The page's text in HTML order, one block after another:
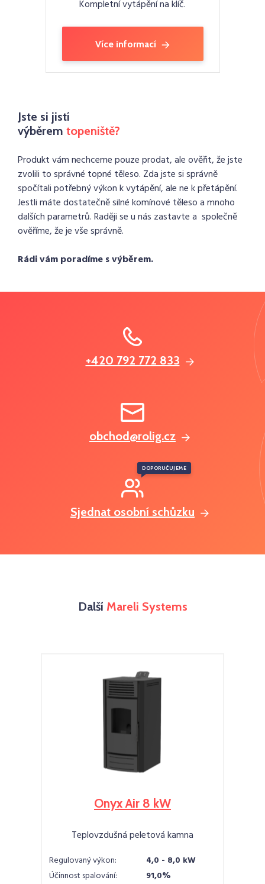
Kompletní vytápění na klíč.
Více informací
Jste si jistí
výběrem topeniště?
Produkt vám nechceme pouze prodat, ale ověřit, že jste
zvolili to správné topné těleso. Zda jste si správně
spočítali potřebný výkon k vytápění, ale ne k přetápění.
Jestli máte dostatečně silné komínové těleso a mnoho
dalších parametrů. Raději se u nás zastavte a společně
ověříme, že je vše správně.
Rádi vám poradíme s výběrem.
+420 792 772 833
obchod@rolig.cz
Sjednat osobní schůzku
DOPORUČUJEME
Další Mareli Systems
Onyx Air 8 kW
Teplovzdušná peletová kamna
Regulovaný výkon:
4,0 - 8,0 kW
Účinnost spalování:
91,0%